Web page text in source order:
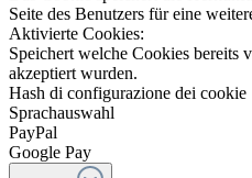
Seite des Benutzers für eine
Aktivierte Cookies:
Speichert welche Cookies bereits
akzeptiert wurden.
Hash di configurazione dei cookie
Sprachauswahl
PayPal
Google Pay